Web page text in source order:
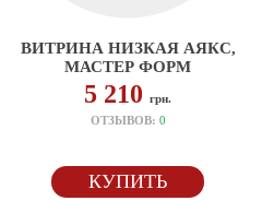
ВИТРИНА НИЗКАЯ АЯКС,
МАСТЕР ФОРМ
5 210грн.
ОТЗЫВОВ: 0
КУПИТЬ